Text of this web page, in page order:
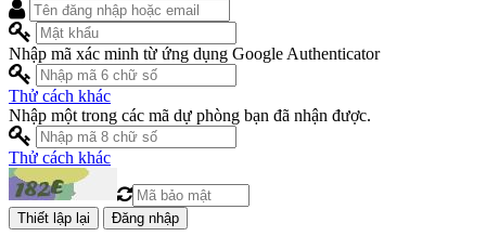
Nhập mã xác minh từ ứng dụng Google Authenticator
Thử cách khác
Nhập một trong các mã dự phòng bạn đã nhận được.
Thử cách khác
Đăng nhập